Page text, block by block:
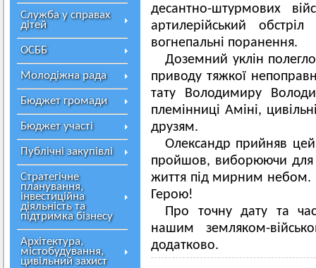
Служба у справах
дітей
ОСББ
Молодіжна рада
Бюджет громади
Бюджет участі
Публічні закупівлі
Стратегічне
планування,
інвестиційна
діяльність та
підтримка бізнесу
Архітектура,
містобудування,
цивільний захист
десантно-штурмових
артилерійський
вогнепальні поранення.
Доземний уклін
приводу тяжкої
тату Володимиру
племінниці Аміні,
друзям.
Олександр прийняв
пройшов, виборюючи для
життя під мирним небом.
Герою!
Про точну дату та
нашим земляком-
додатково.